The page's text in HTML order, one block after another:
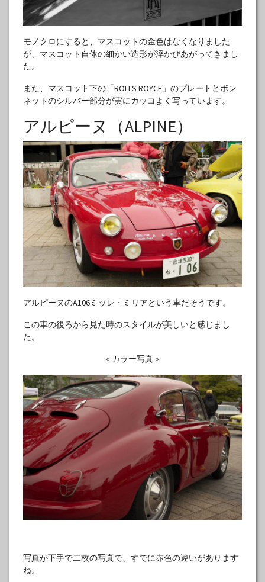
モノクロにすると、マスコットの金色はなくなりました
が、マスコット自体の細かい造形が浮かびあがってきまし
た。
また、マスコット下の「ROLLS ROYCE」のプレートとボン
ネットのシルバー部分が実にカッコよく写っています。
アルピーヌ（ALPINE）
アルピーヌのA106ミッレ・ミリアという車だそうです。
この車の後ろから見た時のスタイルが美しいと感じまし
た。
＜カラー写真＞
写真が下手で二枚の写真で、すでに赤色の違いがあります
ね。